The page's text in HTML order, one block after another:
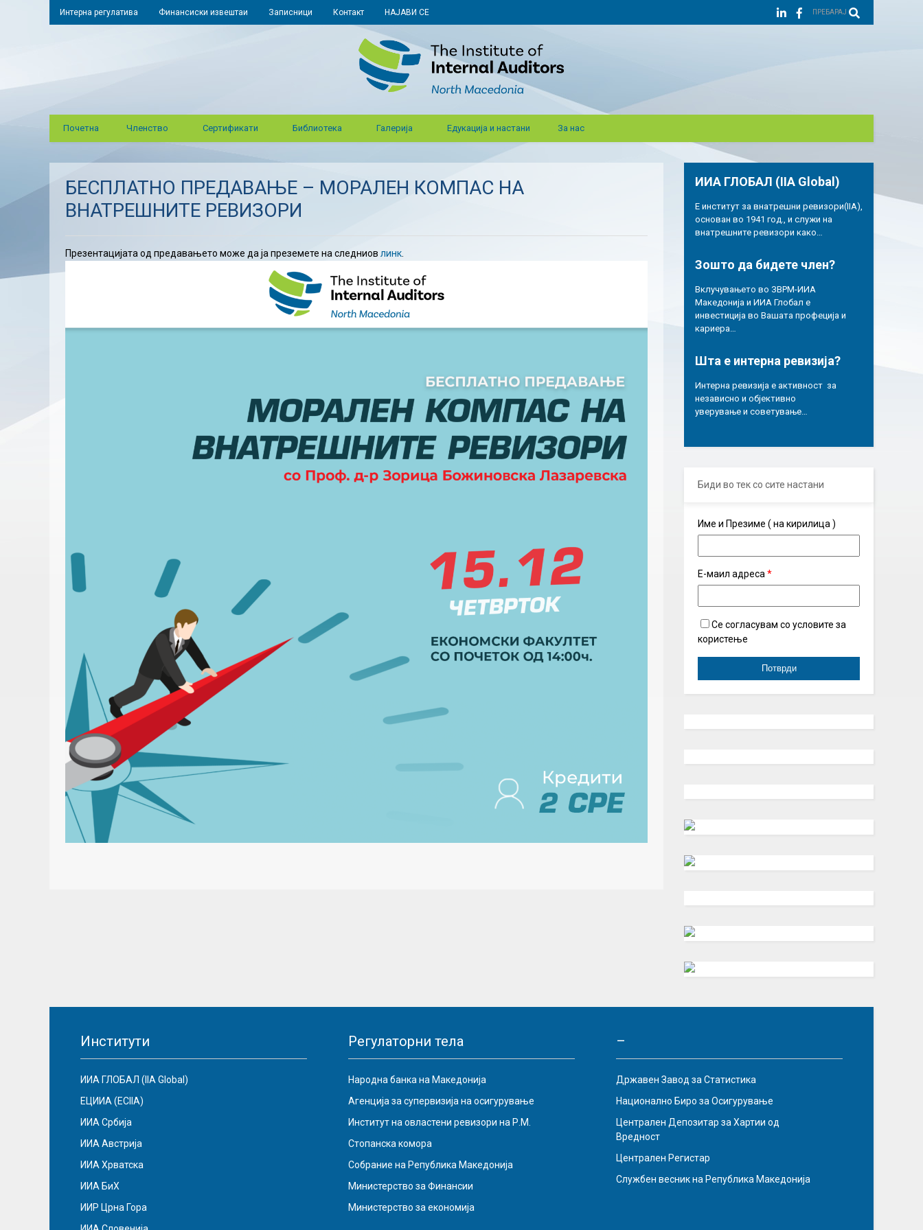
Интерна регулатива Финансиски извештаи Записници Контакт НАЈАВИ СЕ ПРЕБАРАЈ
Почетна Членство Сертификати Библиотека Галерија Едукација и настани За нас
БЕСПЛАТНО ПРЕДАВАЊЕ – МОРАЛЕН КОМПАС НА
ВНАТРЕШНИТЕ РЕВИЗОРИ
Презентацијата од предавањето може да ја преземете на следниов линк
ИИА ГЛОБАЛ (IIA Global)
Е институт за внатрешни ревизори(IIA),
основан во 1941 год., и служи на
внатрешните ревизори како…
Зошто да бидете член?
Вклучувањето во ЗВРМ-ИИА
Македонија и ИИА Глобал е
инвестиција во Вашата профеција и
кариера…
Шта е интерна ревизија?
Интерна ревизија е активност за
независно и објективно
уверување и советување…
Биди во тек со сите настани
Име и Презиме ( на кирилица )
Е-маил адреса *
Се согласувам со условите за
користење
Институти
ИИА ГЛОБАЛ (IIA Global)
ЕЦИИА (ECIIA)
ИИА Србија
ИИА Австрија
ИИА Хрватска
ИИА БиХ
ИИР Црна Гора
Регулаторни тела
Народна банка на Македонија
Агенција за супервизија на осигурување
Институт на овластени ревизори на Р.М.
Стопанска комора
Собрание на Република Македонија
Министерство за Финансии
Министерство за економија
–
Државен Завод за Статистика
Национално Биро за Осигурување
Централен Депозитар за Хартии од
Вредност
Централен Регистар
Службен весник на Република Македонија